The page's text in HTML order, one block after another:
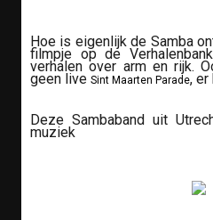
Hoe is eigenlijk de Samba
filmpje op de
verhalen over arm en rijk.
geen live Sint Maarten Parade,
Deze Sambaband uit
muziek